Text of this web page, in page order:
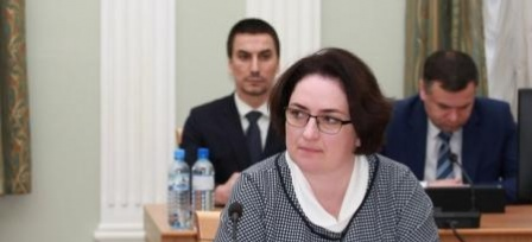
Перейти к основному содержанию